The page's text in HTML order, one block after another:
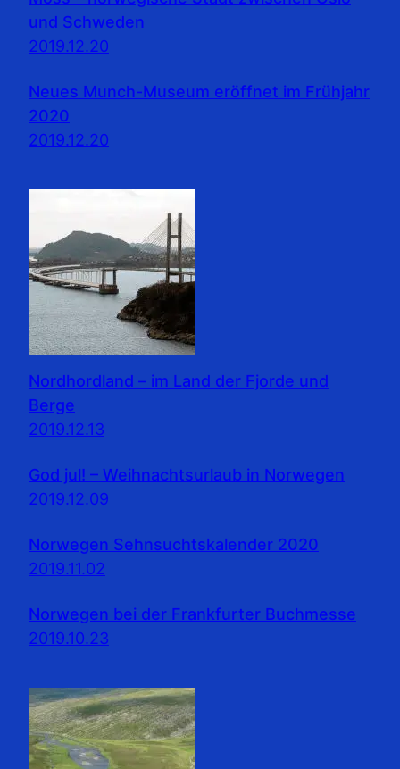
und Schweden
2019.12.20
Neues Munch-Museum eröffnet im Frühjahr
2020
2019.12.20
Nordhordland – im Land der Fjorde und
Berge
2019.12.13
God jul! – Weihnachtsurlaub in Norwegen
2019.12.09
Norwegen Sehnsuchtskalender 2020
2019.11.02
Norwegen bei der Frankfurter Buchmesse
2019.10.23